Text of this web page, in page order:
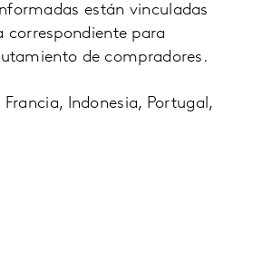
están vinculadas
para
de compradores.
Indonesia, Portugal,